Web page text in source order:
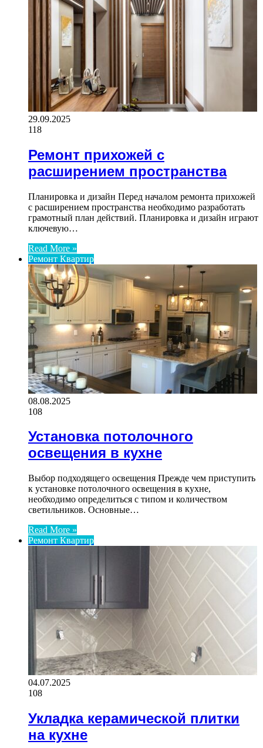
29.09.2025
118
Ремонт прихожей с
расширением пространства
Планировка и дизайн Перед началом ремонта прихожей
с расширением пространства необходимо разработать
грамотный план действий. Планировка и дизайн играют
ключевую…
Read More »
Ремонт Квартир
08.08.2025
108
Установка потолочного
освещения в кухне
Выбор подходящего освещения Прежде чем приступить
к установке потолочного освещения в кухне,
необходимо определиться с типом и количеством
светильников. Основные…
Read More »
Ремонт Квартир
04.07.2025
108
Укладка керамической плитки
на кухне